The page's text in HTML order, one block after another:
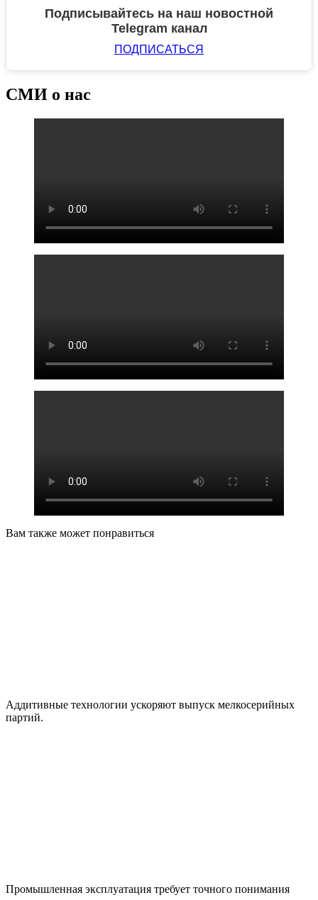
Подписывайтесь на наш новостной
Telegram канал
ПОДПИСАТЬСЯ
СМИ о нас
Вам также может понравиться
Аддитивные технологии ускоряют выпуск мелкосерийных
партий.
Промышленная эксплуатация требует точного понимания